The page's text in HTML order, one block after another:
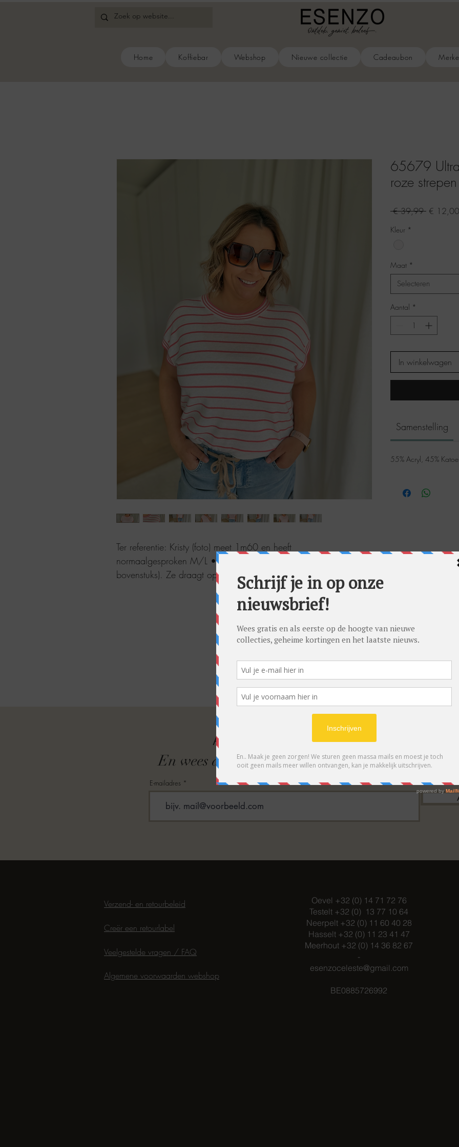
Home Koffiebar Webshop Nieuwe collectie Cadeaubon
Ter referentie: Kristy (foto) meet 1m60 en heeft
normaalgesproken M/L • 38/40 (38 in onderstuks en 40 in
bovenstuks). Ze draagt op foto maat L.
65679
roze
€ 39,99 Normale
€ 12,00
Kleur *
Maat *
Selecteren
Aantal *
In winkelwagen
Samenstelling
55% Acryl, 45%
ABONNEER OP ONZE
En wees als eerste op de hoogte van acties en- /
E-mailadres
Verzend- en retourbeleid
Creër een retourlabel
Veelgestelde vragen / FAQ
Oevel +32 (0) 14 71 72 76
Testelt +32 (0) 13 77 10 64
Neerpelt +32 (0) 11 60 40 28
Hasselt +32 (0) 11 23 41 47
Meerhout +32 (0) 14 36 82 67
-
esenzoceleste@gmail.com
BE0885726992
Algemene voorwaarden webshop